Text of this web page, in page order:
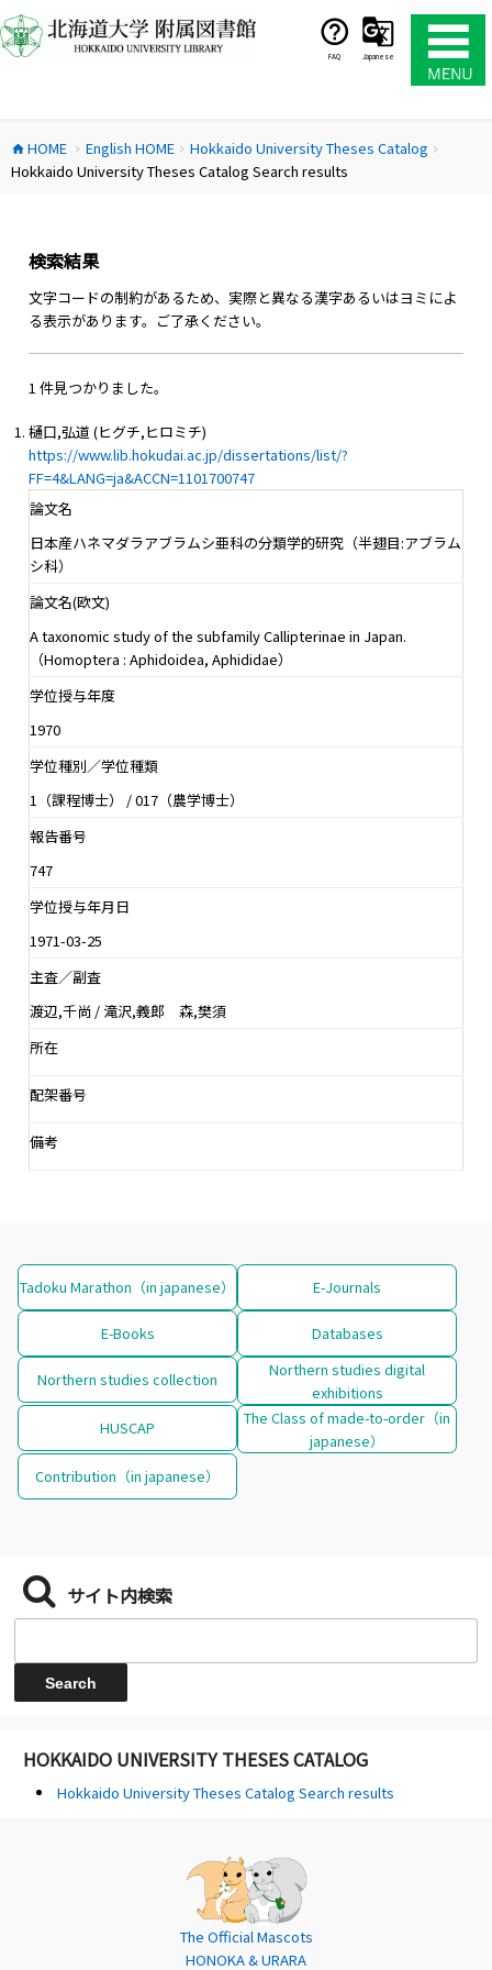
ン
テ
ス
キ
FAQ Japanese
home HOME chevron_right English HOMEchevron_right Hokkaido University Theses Catalog chevron_right
Hokkaido University Theses Catalog Search results
検索結果
文字コードの制約があるため、実際と異なる漢字あるいはヨミによ
る表示があります。ご了承ください。
1 件見つかりました。
樋口,弘道 (ヒグチ,ヒロミチ)
https://www.lib.hokudai.ac.jp/dissertations/list/?
FF=4&LANG=ja&ACCN=1101700747
論文名
日本産ハネマダラアブラムシ亜科の分類学的研究（半翅目:アブラム
シ科）
論文名(欧文)
A taxonomic study of the subfamily Callipterinae in Japan.
（Homoptera : Aphidoidea, Aphididae）
学位授与年度
1970
学位種別／学位種類
1（課程博士） / 017（農学博士）
報告番号
747
学位授与年月日
1971-03-25
主査／副査
渡辺,千尚 / 滝沢,義郎 森,樊須
所在
配架番号
備考
Tadoku Marathon（in japanese） E-Journals
E-Books Databases
Northern studies collection
Northern studies digital
exhibitions
HUSCAP
The Class of made-to-order（in
japanese）
Contribution（in japanese）
サイト内検索
HOKKAIDO UNIVERSITY THESES CATALOG
Hokkaido University Theses Catalog Search results
The Official Mascots
HONOKA & URARA